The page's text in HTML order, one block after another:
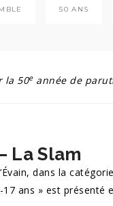
50 ANS
la 50eannée de
La Slam
dans la
ans » est présenté